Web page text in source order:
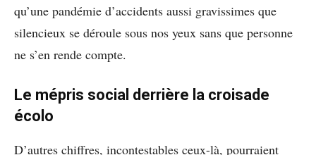
qu’une pandémie d’accidents aussi gravissimes que
silencieux se déroule sous nos yeux sans que personne
ne s’en rende compte.
Le mépris social derrière la croisade
écolo
D’autres chiffres, incontestables ceux-là, pourraient